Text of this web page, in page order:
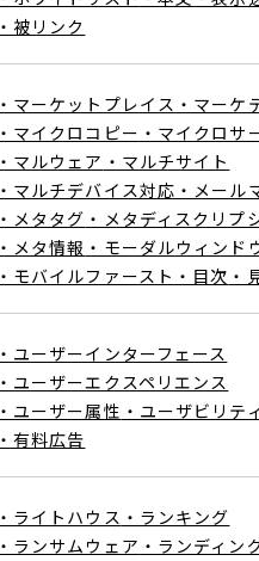
・被リンク
・マーケットプレイス ・マーケ
・マイクロコピー ・マイクロサ
・マルウェア ・マルチサイト
・マルチデバイス対応 ・メール
・メタタグ ・メタディスクリプ
・メタ情報 ・モーダルウィンド
・モバイルファースト ・目次 ・
・ユーザーインターフェース
・ユーザーエクスペリエンス
・ユーザー属性 ・ユーザビリティ
・有料広告
・ライトハウス ・ランキング
・ランサムウェア ・ランディン